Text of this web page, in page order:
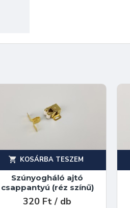
Szúnyogháló ajtó
csappantyú (réz színű)
320 Ft / db
KOSÁRBA TESZEM